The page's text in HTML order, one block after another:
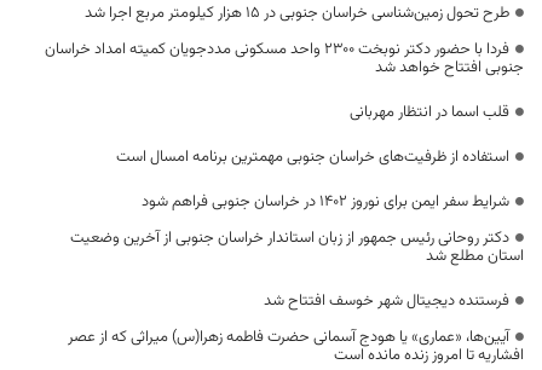
طرح تحول زمین‌شناسی خراسان جنوبی در ۱۵ هزار کیلومتر مربع اجرا شد
فردا با حضور دکتر نوبخت 2300 واحد مسکونی مددجویان کمیته امداد خراسان
جنوبی افتتاح خواهد شد
قلب اسما در انتظار مهربانی
استفاده از ظرفیت‌های خراسان جنوبی مهمترین برنامه امسال است
شرایط سفر ایمن برای نوروز 1402 در خراسان جنوبی فراهم شود
دکتر روحانی رئيس جمهور از زبان استاندار خراسان جنوبی از آخرین وضعیت
استان مطلع شد
فرستنده دیجیتال شهر خوسف افتتاح شد
آیین‌ها، «عماری» یا هودج آسمانی حضرت فاطمه زهرا(س) میراثی که از عصر
افشاریه تا امروز زنده مانده است